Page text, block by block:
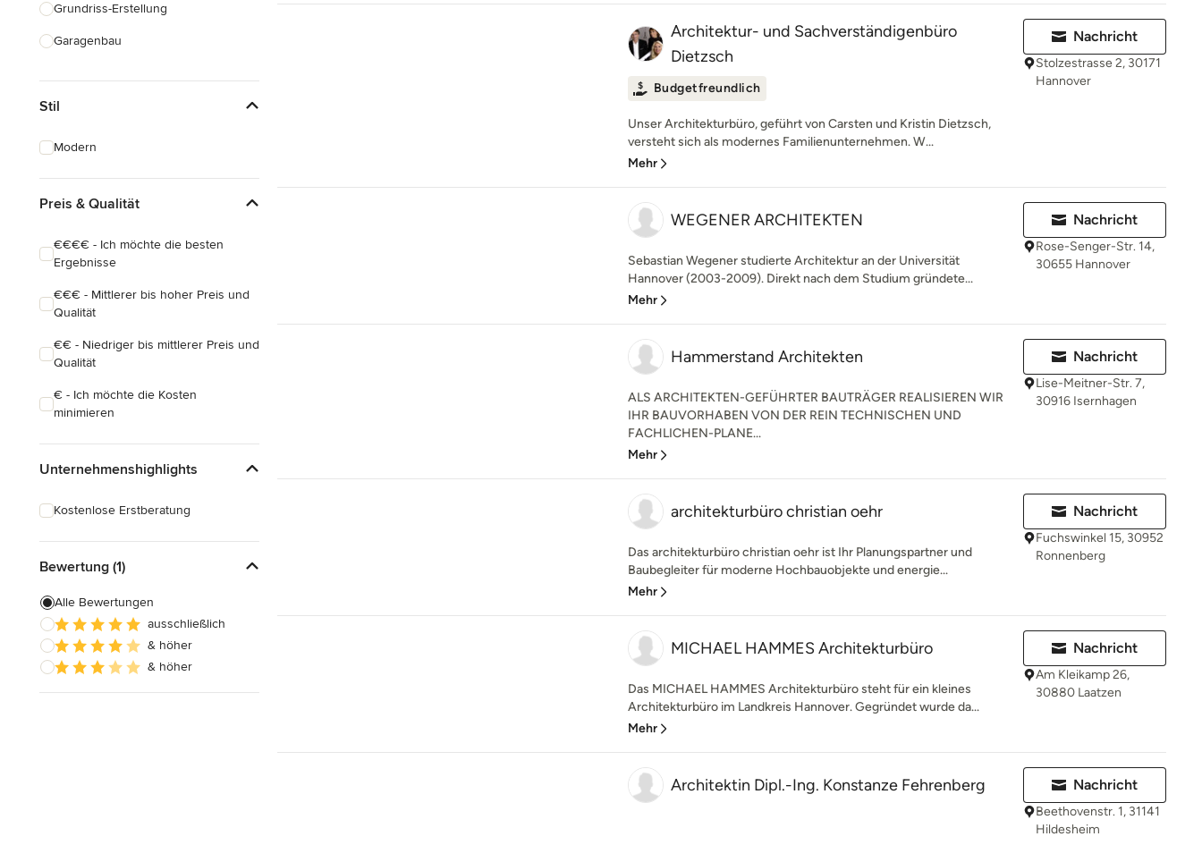
Grundriss-Erstellung
Garagenbau
Baudenkmalpflege
Hausbau
Alle anzeigen
Stil
Modern
Preis & Qualität
€€€€ - Ich möchte die besten
Ergebnisse
€€€ - Mittlerer bis hoher Preis und
Qualität
€€ - Niedriger bis mittlerer Preis und
Qualität
€ - Ich möchte die Kosten
minimieren
Unternehmenshighlights
Kostenlose Erstberatung
Bewertung (1)
Alle Bewertungen
ausschließlich
& höher
& höher
Architektur- und Sachverständigenbüro
Dietzsch
Budgetfreundlich
Unser Architekturbüro, geführt von Carsten und Kristin Dietzsch,
versteht sich als modernes Familienunternehmen. W...
Mehr
Nachricht
Stolzestrasse 2, 30171
Hannover
WEGENER ARCHITEKTEN
Sebastian Wegener studierte Architektur an der Universität
Hannover (2003-2009). Direkt nach dem Studium gründete...
Mehr
Nachricht
Rose-Senger-Str. 14,
30655 Hannover
Hammerstand Architekten
ALS ARCHITEKTEN-GEFÜHRTER BAUTRÄGER REALISIEREN WIR
IHR BAUVORHABEN VON DER REIN TECHNISCHEN UND
FACHLICHEN-PLANE...
Mehr
Nachricht
Lise-Meitner-Str. 7,
30916 Isernhagen
architekturbüro christian oehr
Das architekturbüro christian oehr ist Ihr Planungspartner und
Baubegleiter für moderne Hochbauobjekte und energie...
Mehr
Nachricht
Fuchswinkel 15, 30952
Ronnenberg
MICHAEL HAMMES Architekturbüro
Das MICHAEL HAMMES Architekturbüro steht für ein kleines
Architekturbüro im Landkreis Hannover. Gegründet wurde da...
Mehr
Nachricht
Am Kleikamp 26,
30880 Laatzen
Architektin Dipl.-Ing. Konstanze Fehrenberg Nachricht
Beethovenstr. 1, 31141
Hildesheim